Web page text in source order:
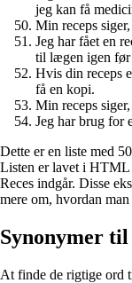
jeg kan få
Min receps
Jeg har fået en
til lægen igen før
Hvis din receps
få en kopi.
Min receps
Jeg har brug for
Dette er en liste med
Listen er lavet i HTML
Reces indgår. Disse
mere om, hvordan
Synonymer til
At finde de rigtige ord